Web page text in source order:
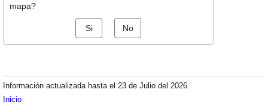
mapa?
Si No
Información actualizada hasta el 23 de Julio del 2026.
Inicio